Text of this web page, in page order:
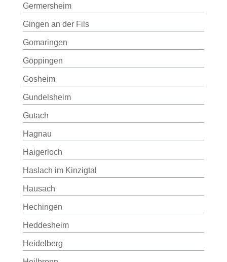
Germersheim
Gingen an der Fils
Gomaringen
Göppingen
Gosheim
Gundelsheim
Gutach
Hagnau
Haigerloch
Haslach im Kinzigtal
Hausach
Hechingen
Heddesheim
Heidelberg